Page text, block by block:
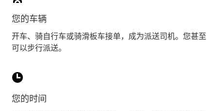
您的车辆
开车、骑自行车或骑滑板车接单，成为派送司机。您甚至
可以步行派送。
您的时间